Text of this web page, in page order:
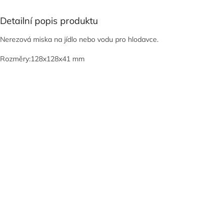
Detailní popis produktu
Nerezová miska na jídlo nebo vodu pro hlodavce.
Rozměry:128x128x41 mm